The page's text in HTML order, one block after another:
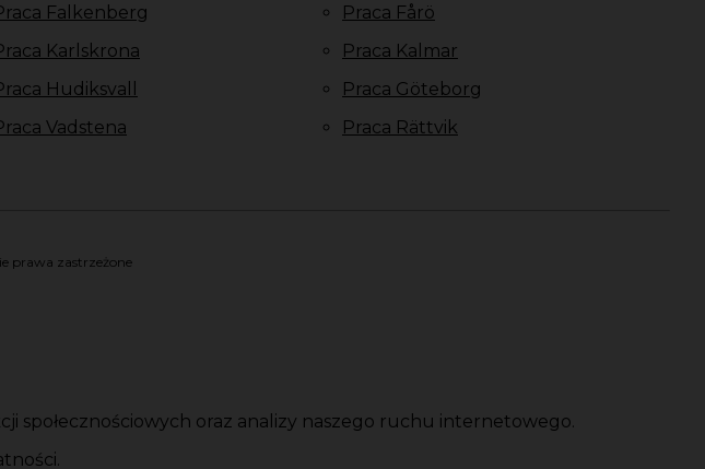
Falkenberg
Karlskrona
Hudiksvall
Vadstena
Praca Fårö
Praca Kalmar
Praca Göteborg
Praca Rättvik
prawa zastrzeżone
społecznościowych oraz analizy naszego ruchu internetowego.